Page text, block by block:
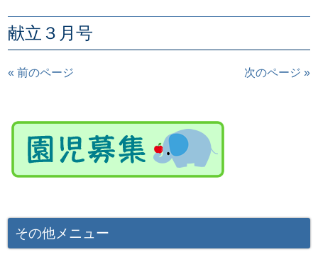
献立３月号
« 前のページ 次のページ »
その他メニュー